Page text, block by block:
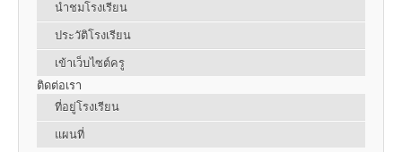
นำชมโรงเรียน
ประวัติโรงเรียน
เข้าเว็บไซต์ครู
ติดต่อเรา
ที่อยู่โรงเรียน
แผนที่